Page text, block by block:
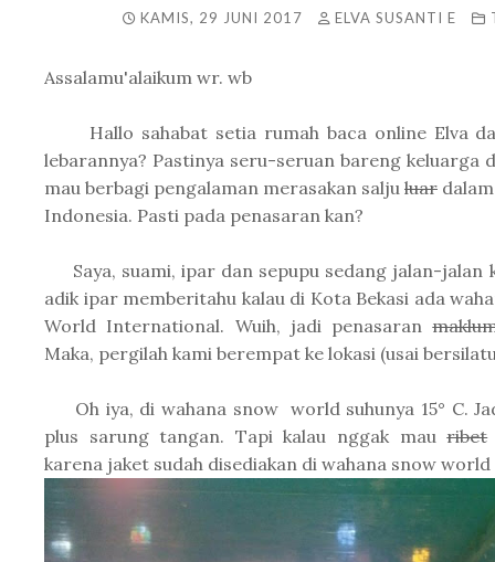
KAMIS, 29 JUNI 2017 ELVA SUSANTI E
Assalamu'alaikum wr. wb
Hallo sahabat setia rumah baca online Elva
lebarannya? Pastinya seru-seruan bareng keluarga
mau berbagi pengalaman merasakan salju luar
Indonesia. Pasti pada penasaran kan?
Saya, suami, ipar dan sepupu sedang jalan-jalan
adik ipar memberitahu kalau di Kota Bekasi ada
World International. Wuih, jadi penasaran
Maka, pergilah kami berempat ke lokasi (usai
Oh iya, di wahana snow world suhunya 15° C.
plus sarung tangan. Tapi kalau nggak mauribet
karena jaket sudah disediakan di wahana snow